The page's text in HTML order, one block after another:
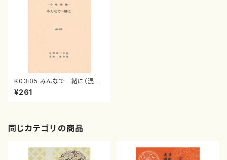
K03i05 みんなで一緒に（混声
四部合唱、ピアノ/小林新/楽譜）
¥261
同じカテゴリの商品